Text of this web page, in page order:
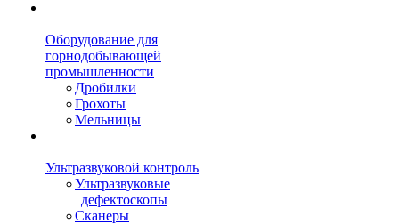
Оборудование для
горнодобывающей
промышленности
Дробилки
Грохоты
Мельницы
Ультразвуковой контроль
Ультразвуковые
дефектоскопы
Сканеры